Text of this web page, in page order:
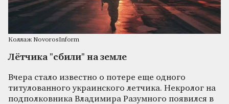
Коллаж NovorosInform
Лётчика "сбили" на земле
Вчера стало известно о потере еще одного
титулованного украинского летчика. Некролог на
подполковника Владимира Разумного появился в